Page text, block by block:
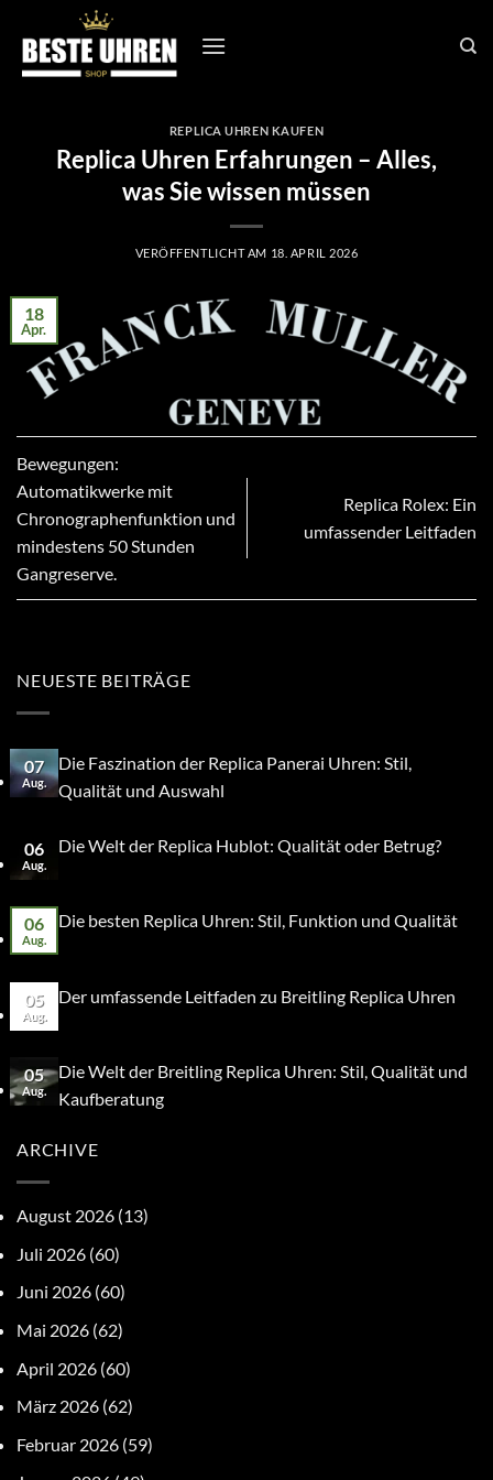
Inhalt
springen
REPLICA UHREN KAUFEN
Replica Uhren Erfahrungen – Alles,
was Sie wissen müssen
VERÖFFENTLICHT AM 18. APRIL 2026
18
Apr.
Bewegungen:
Automatikwerke mit
Chronographenfunktion und
mindestens 50 Stunden
Gangreserve.
Replica Rolex: Ein
umfassender Leitfaden
NEUESTE BEITRÄGE
07
Aug.
Die Faszination der Replica Panerai Uhren: Stil,
Qualität und Auswahl
06
Aug.
Die Welt der Replica Hublot: Qualität oder Betrug?
06
Aug.
Die besten Replica Uhren: Stil, Funktion und Qualität
05
Aug.
Der umfassende Leitfaden zu Breitling Replica Uhren
05
Aug.
Die Welt der Breitling Replica Uhren: Stil, Qualität und
Kaufberatung
ARCHIVE
August 2026 (13)
Juli 2026 (60)
Juni 2026 (60)
Mai 2026 (62)
April 2026 (60)
März 2026 (62)
Februar 2026 (59)